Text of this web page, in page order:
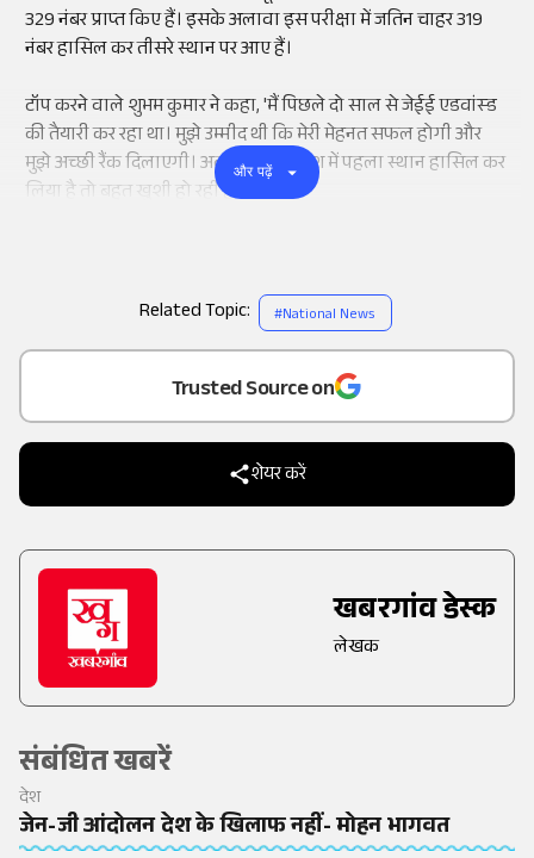
as a
Trusted Source on
शेयर करें
खबरगांव डेस्क
लेखक
संबंधित खबरें
देश
जेन-जी आंदोलन देश के खिलाफ नहीं- मोहन भागवत
329 नंबर प्राप्त किए हैं। इसके अलावा इस परीक्षा में जतिन चाहर 319
नंबर हासिल कर तीसरे स्थान पर आए हैं।
टॉप करने वाले शुभम कुमार ने कहा, 'मैं पिछले दो साल से जेईई एडवांस्ड
की तैयारी कर रहा था। मुझे उम्मीद थी कि मेरी मेहनत सफल होगी और
मुझे अच्छी रैंक दिलाएगी। अब जब मैंने पूरे देश में पहला स्थान हासिल कर
लिया है तो बहुत खुशी हो रही है।'
और पढ़ें
Related Topic: #National News